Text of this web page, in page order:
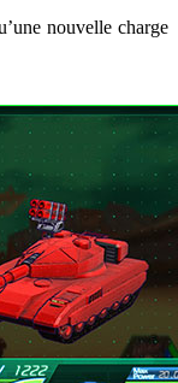
nouvelle charge